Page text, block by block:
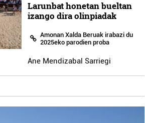
Larunbat honetan bueltan
izango dira olinpiadak
Amonan Xalda Beruak irabazi du
2025eko parodien proba
Ane Mendizabal Sarriegi